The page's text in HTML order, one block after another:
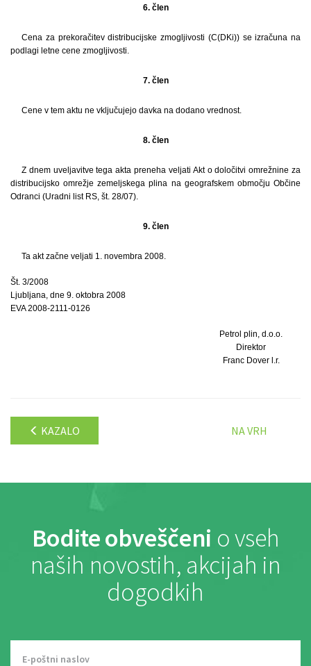
6. člen
Cena za prekoračitev distribucijske zmogljivosti (C(DKi)) se izračuna na
podlagi letne cene zmogljivosti.
7. člen
Cene v tem aktu ne vključujejo davka na dodano vrednost.
8. člen
Z dnem uveljavitve tega akta preneha veljati Akt o določitvi omrežnine za
distribucijsko omrežje zemeljskega plina na geografskem območju Občine
Odranci (Uradni list RS, št. 28/07).
9. člen
Ta akt začne veljati 1. novembra 2008.
Št. 3/2008
Ljubljana, dne 9. oktobra 2008
EVA 2008-2111-0126
Petrol plin, d.o.o.
Direktor
Franc Dover l.r.
KAZALO NA VRH
Bodite obveščeni o vseh
naših novostih, akcijah in
dogodkih